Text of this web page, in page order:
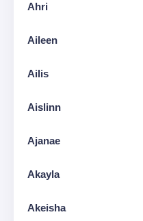
Ahri
Aileen
Ailis
Aislinn
Ajanae
Akayla
Akeisha